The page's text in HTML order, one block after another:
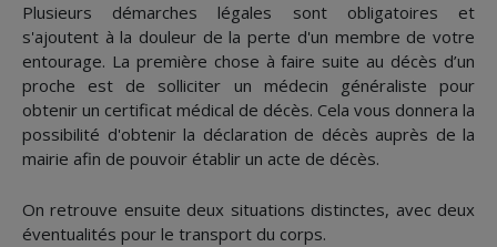
Plusieurs démarches légales sont obligatoires et
s'ajoutent à la douleur de la perte d'un membre de votre
entourage. La première chose à faire suite au décès d’un
proche est de solliciter un médecin généraliste pour
obtenir un certificat médical de décès. Cela vous donnera la
possibilité d'obtenir la déclaration de décès auprès de la
mairie afin de pouvoir établir un acte de décès.
On retrouve ensuite deux situations distinctes, avec deux
éventualités pour le transport du corps.